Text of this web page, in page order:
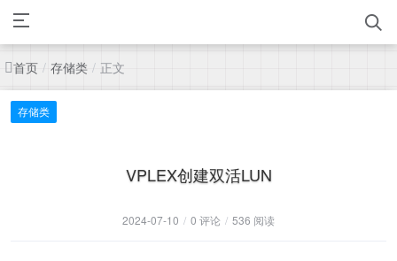
首页 / 存储类 / 正文
存储类
VPLEX创建双活LUN
2024-07-10 / 0 评论 / 536 阅读